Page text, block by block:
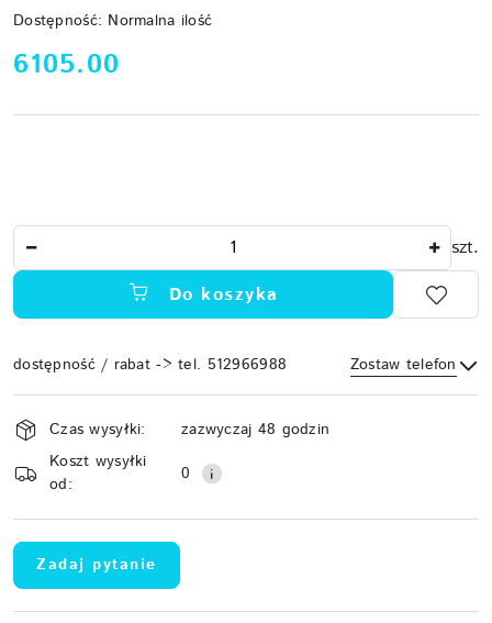
Dostępność: Normalna ilość
cena:
6105.00
szt.
Do koszyka
dostępność / rabat -> tel. 512966988 Zostaw telefon
Wyślij
Dostępność
i
dostawa
Czas wysyłki:
zazwyczaj 48 godzin
Koszt wysyłki
od:
0
Zadaj pytanie